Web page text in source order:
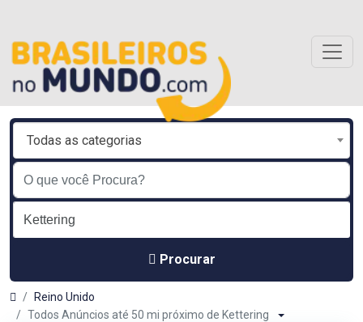
Todas as categorias
Procurar
Reino Unido
Todos Anúncios até 50 mi próximo de Kettering